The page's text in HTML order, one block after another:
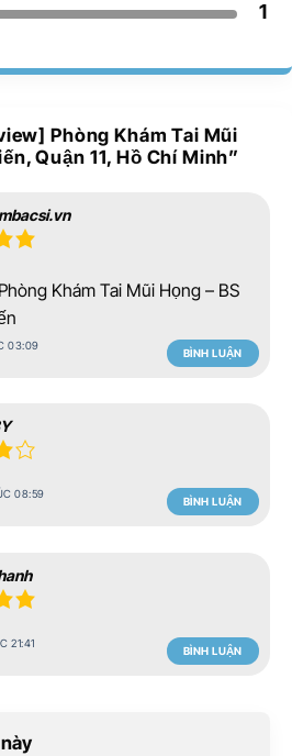
1
Phòng Khám Tai Mũi
Quận 11, Hồ Chí Minh”
Khám Tai Mũi Họng – BS
03:09
BÌNH LUẬN
08:59
BÌNH LUẬN
21:41
BÌNH LUẬN